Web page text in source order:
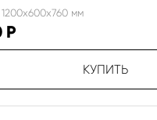
мм
Р
КУПИТЬ